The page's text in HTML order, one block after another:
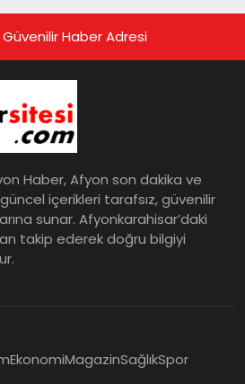
Güvenilir Haber Adresi
Haber, Afyon son dakika ve
içerikleri tarafsız, güvenilir
sunar. Afyonkarahisar’daki
takip ederek doğru bilgiyi
EkonomiMagazinSağlıkSpor